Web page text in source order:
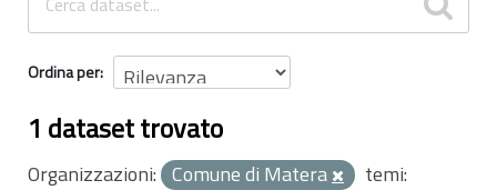
Ordina per
1 dataset trovato
Organizzazioni: Comune di Matera
temi: